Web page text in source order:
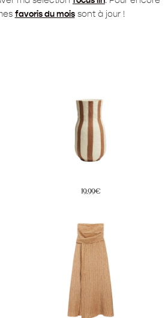
favoris du moissont à jour !
19,99€